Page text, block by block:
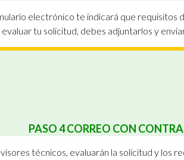
electrónico te indicará que requisitos
tu solicitud, debes adjuntarlos y
PASO 4 CORREO CON
técnicos, evaluarán la solicitud y los